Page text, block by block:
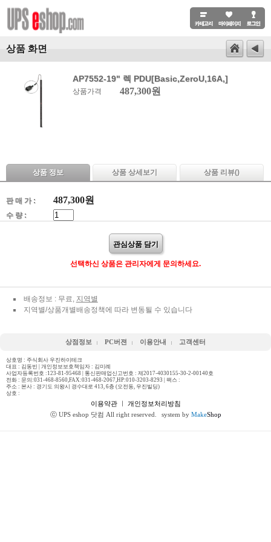
상품 화면
AP7552-19" 렉 PDU[Basic,ZeroU,16A,]
상품가격 487,300원
상품 정보 상품 상세보기 상품 리뷰()
판 매 가 : 487,300원
수 량 :
관심상품 담기
선택하신 상품은 관리자에게 문의하세요.
배송정보 : 무료, 지역별
지역별/상품개별배송정책에 따라 변동될 수 있습니다
상점정보 PC버젼 이용안내 고객센터
상호명 : 주식회사 우진하이테크
대표 : 김동빈 | 개인정보보호책임자 : 김미례
사업자등록번호 :123-81-95468 | 통신판매업신고번호 : 제2017-4030155-30-2-00140호
전화 : 문의:031-468-8560,FAX:031-468-2067,HP:010-3203-8293 | 팩스 :
주소 : 본사 : 경기도 의왕시 경수대로 413, 6층 (오전동, 우진빌딩)
상호 :
이용약관ㅣ 개인정보처리방침
ⓒ UPS eshop 닷컴 All right reserved.
system by MakeShop